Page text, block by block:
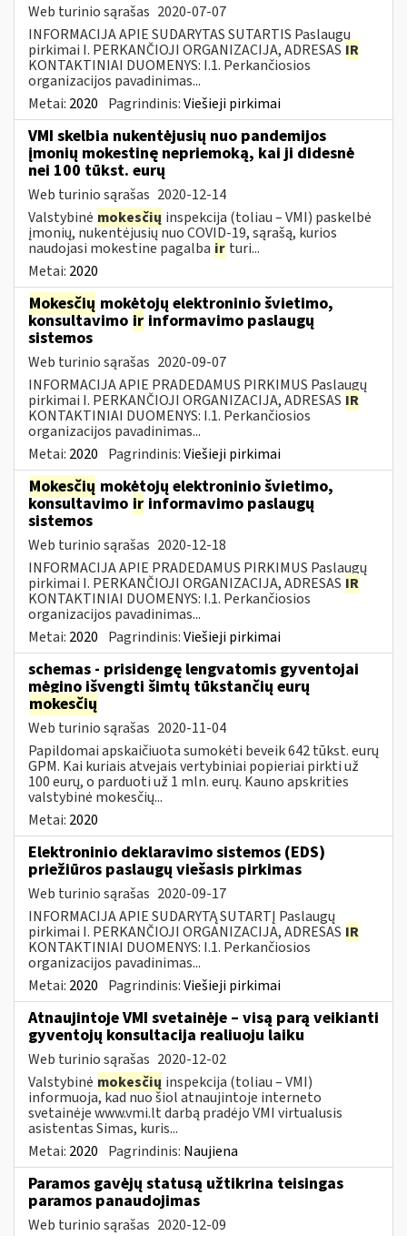
Web turinio sąrašas 2020-07-07
INFORMACIJA APIE SUDARYTAS SUTARTIS Paslaugų
pirkimai I. PERKANČIOJI ORGANIZACIJA, ADRESAS IR
KONTAKTINIAI DUOMENYS: I.1. Perkančiosios
organizacijos pavadinimas...
Metai: 2020 Pagrindinis:Viešieji pirkimai
VMI skelbia nukentėjusių nuo pandemijos
įmonių mokestinę nepriemoką, kai ji didesnė
nei 100 tūkst. eurų
Web turinio sąrašas 2020-12-14
Valstybinė mokesčių inspekcija (toliau – VMI) paskelbė
įmonių, nukentėjusių nuo COVID-19, sąrašą, kurios
naudojasi mokestine pagalba ir turi...
Metai: 2020
Mokesčių mokėtojų elektroninio švietimo,
konsultavimo ir informavimo paslaugų
sistemos
Web turinio sąrašas 2020-09-07
INFORMACIJA APIE PRADEDAMUS PIRKIMUS Paslaugų
pirkimai I. PERKANČIOJI ORGANIZACIJA, ADRESAS IR
KONTAKTINIAI DUOMENYS: I.1. Perkančiosios
organizacijos pavadinimas...
Metai: 2020 Pagrindinis:Viešieji pirkimai
Mokesčių mokėtojų elektroninio švietimo,
konsultavimo ir informavimo paslaugų
sistemos
Web turinio sąrašas 2020-12-18
INFORMACIJA APIE PRADEDAMUS PIRKIMUS Paslaugų
pirkimai I. PERKANČIOJI ORGANIZACIJA, ADRESAS IR
KONTAKTINIAI DUOMENYS: I.1. Perkančiosios
organizacijos pavadinimas...
Metai: 2020 Pagrindinis:Viešieji pirkimai
schemas - prisidengę lengvatomis gyventojai
mėgino išvengti šimtų tūkstančių eurų
mokesčių
Web turinio sąrašas 2020-11-04
Papildomai apskaičiuota sumokėti beveik 642 tūkst. eurų
GPM. Kai kuriais atvejais vertybiniai popieriai pirkti už
100 eurų, o parduoti už 1 mln. eurų. Kauno apskrities
valstybinė mokesčių...
Metai: 2020
Elektroninio deklaravimo sistemos (EDS)
priežiūros paslaugų viešasis pirkimas
Web turinio sąrašas 2020-09-17
INFORMACIJA APIE SUDARYTĄ SUTARTĮ Paslaugų
pirkimai I. PERKANČIOJI ORGANIZACIJA, ADRESAS IR
KONTAKTINIAI DUOMENYS: I.1. Perkančiosios
organizacijos pavadinimas...
Metai: 2020 Pagrindinis:Viešieji pirkimai
Atnaujintoje VMI svetainėje – visą parą veikianti
gyventojų konsultacija realiuoju laiku
Web turinio sąrašas 2020-12-02
Valstybinė mokesčių inspekcija (toliau – VMI)
informuoja, kad nuo šiol atnaujintoje interneto
svetainėje www.vmi.lt darbą pradėjo VMI virtualusis
asistentas Simas, kuris...
Metai: 2020 Pagrindinis: Naujiena
Paramos gavėjų statusą užtikrina teisingas
paramos panaudojimas
Web turinio sąrašas 2020-12-09